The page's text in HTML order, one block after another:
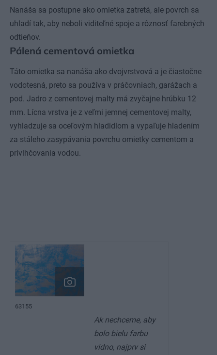
Nanáša sa postupne ako omietka zatretá, ale povrch sa
uhladí tak, aby neboli viditeľné spoje a rôznosť farebných
odtieňov.
Pálená cementová omietka
Táto omietka sa nanáša ako dvojvrstvová a je čiastočne
vodotesná, preto sa používa v práčovniach, garážach a
pod. Jadro z cementovej malty má zvyčajne hrúbku 12
mm. Lícna vrstva je z veľmi jemnej cementovej malty,
vyhladzuje sa oceľovým hladidlom a vypaľuje hladením
za stáleho zasypávania povrchu omietky cementom a
privlhčovania vodou.
63155
Ak nechceme, aby
bolo bielu farbu
vidno, najprv si